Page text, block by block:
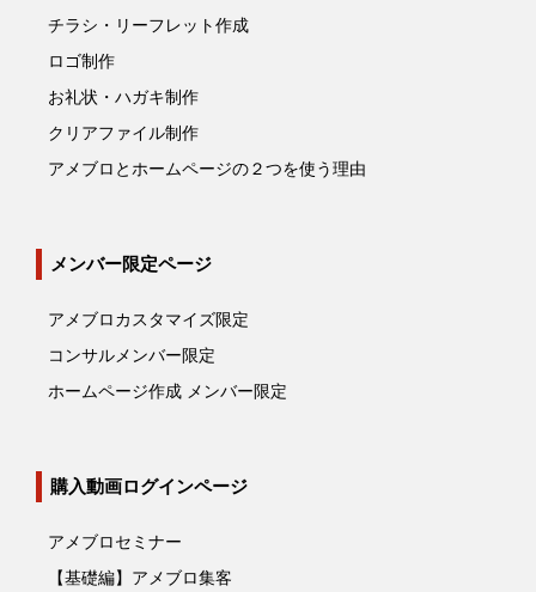
チラシ・リーフレット作成
ロゴ制作
お礼状・ハガキ制作
クリアファイル制作
アメブロとホームページの２つを使う理由
メンバー限定ページ
アメブロカスタマイズ限定
コンサルメンバー限定
ホームページ作成 メンバー限定
購入動画ログインページ
アメブロセミナー
【基礎編】アメブロ集客